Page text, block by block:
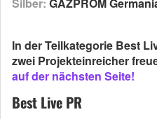
Silber: GAZPROM
In der Teilkategorie Best
zwei Projekteinreicher
auf der nächsten Seite!
Best Live PR